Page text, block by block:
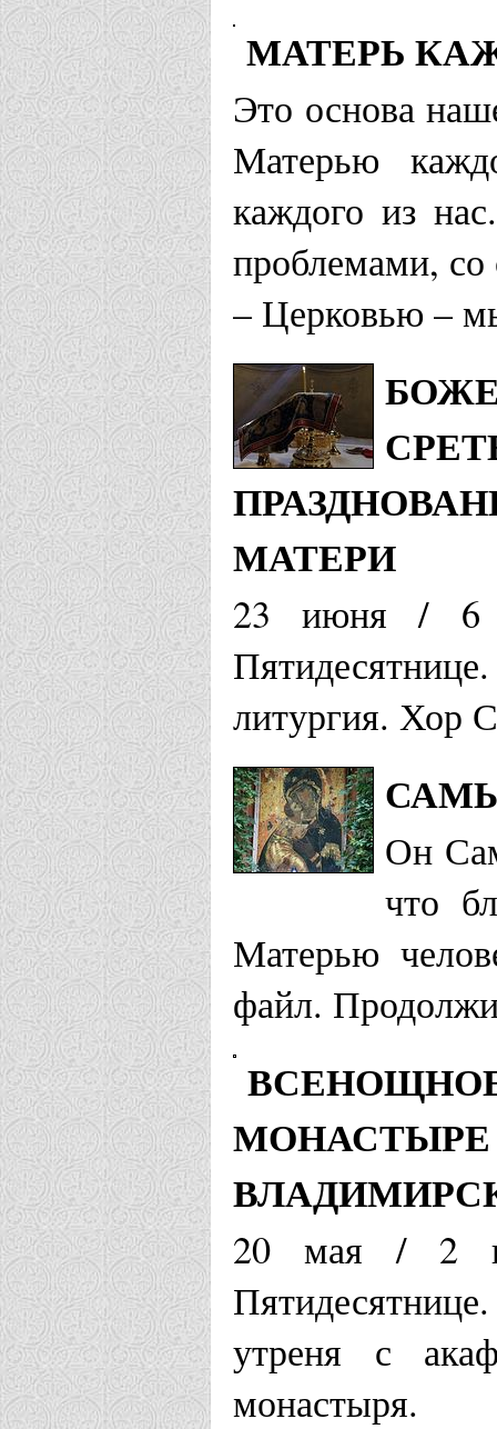
МАТЕРЬ
Это основа
Матерью
каждого из
проблемами,
– Церковью –
МАТЕРИ
23 июня / 6
литургия. Хор
Он
что
Матерью
файл.
МОНАСТЫРЕ
20 мая / 2
утреня с
монастыря.